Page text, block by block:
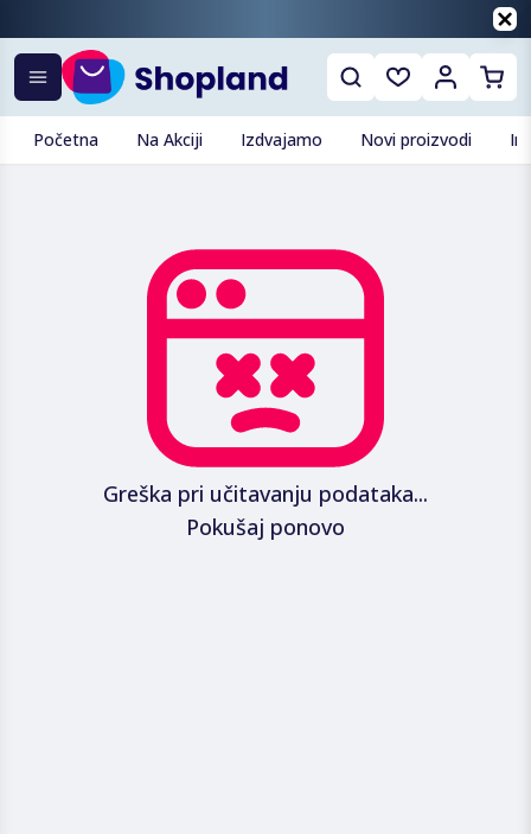
Početna Na Akciji Izdvajamo Novi proizvodi
Greška pri učitavanju podataka...
Pokušaj ponovo